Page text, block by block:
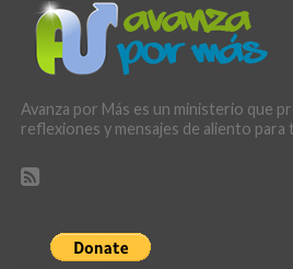
Avanza por Más es un ministerio que
reflexiones y mensajes de aliento para